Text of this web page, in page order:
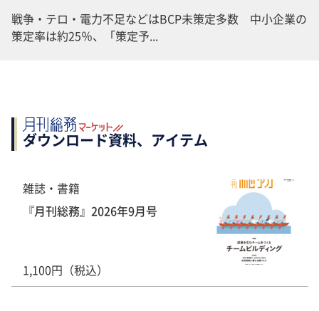
戦争・テロ・電力不足などはBCP未策定多数 中小企業の
策定率は約25％、「策定予...
ダウンロード資料、アイテム
雑誌・書籍
『月刊総務』2026年9月号
1,100円（税込）